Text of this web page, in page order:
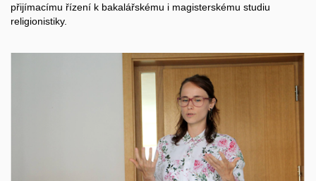
přijímacímu řízení k bakalářskému i magisterskému studiu
religionistiky.